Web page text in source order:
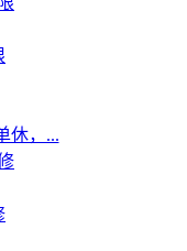
休，...